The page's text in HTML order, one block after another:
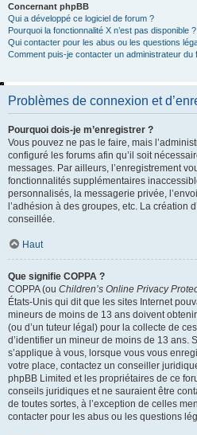
Concernant phpBB
Qui a développé ce logiciel de forum ?
Pourquoi la fonctionnalité X n’est pas disponible ?
Qui contacter pour les abus ou les questions
Comment puis-je contacter un administrateur du
Problèmes de connexion et
Pourquoi dois-je m’enregistrer ?
Vous pouvez ne pas le faire, mais
configuré les forums afin qu’il soit
messages. Par ailleurs, l’enregistrement
fonctionnalités supplémentaires
personnalisés, la messagerie privée,
l’adhésion à des groupes, etc. La création
conseillée.
Haut
Que signifie COPPA ?
COPPA (ou Children’s Online Privacy
États-Unis qui dit que les sites Internet
mineurs de moins de 13 ans doivent
(ou d’un tuteur légal) pour la collecte de
d’identifier un mineur de moins de 13 ans.
s’applique à vous, lorsque vous vous
votre place, contactez un conseiller
phpBB Limited et les propriétaires de ce
conseils juridiques et ne sauraient être
de toutes sortes, à l’exception de celles
contacter pour les abus ou les questions